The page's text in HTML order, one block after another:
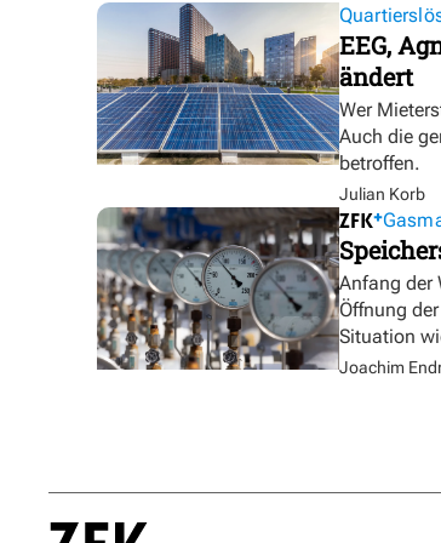
EEG,
ändert
Wer
Auch die
betroffen.
Julian Korb
Anfang der
Öffnung
Situation
Joachim